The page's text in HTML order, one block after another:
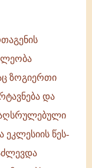
ზოგიერთი
და
აღსრულებული
წეს-